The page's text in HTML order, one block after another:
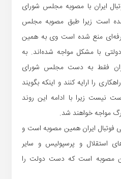
ایران با مصوبه مجلس شورای
است زیرا طبق مصوبه مجلس
منع شده است وی به همین
با مشکل مواجه شده‌اند. به
فقط به دست مجلس شورای
را ارایه کنند و اینکه بگویند
نیست زیرا با ادامه این روند
مواجه خواهند شد.
فوتبال ایران همین مصوبه است و
استقلال و پرسپولیس و سایر
مصوبه است که دست دولت را